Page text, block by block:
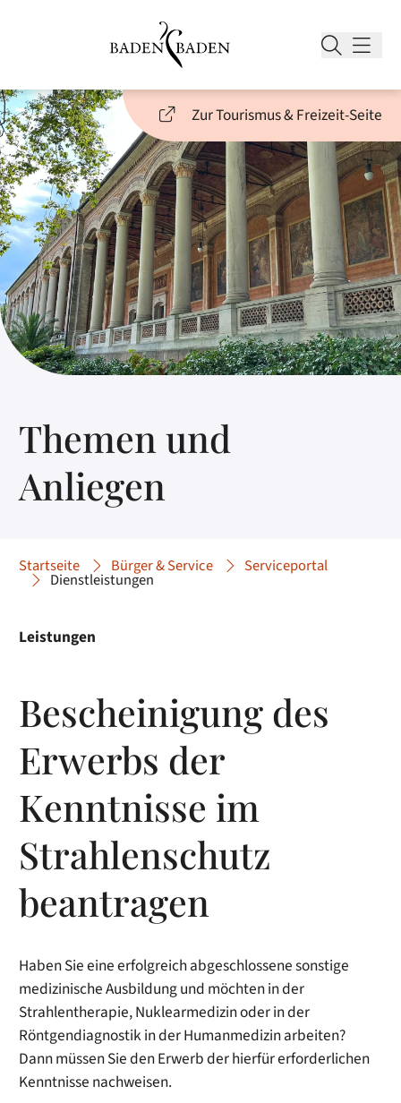
Zur Tourismus & Freizeit-Seite
Themen und
Anliegen
Startseite Bürger & Service Serviceportal
Dienstleistungen
Leistungen
Bescheinigung des
Erwerbs der
Kenntnisse im
Strahlenschutz
beantragen
Haben Sie eine erfolgreich abgeschlossene sonstige
medizinische Ausbildung und möchten in der
Strahlentherapie, Nuklearmedizin oder in der
Röntgendiagnostik in der Humanmedizin arbeiten?
Dann müssen Sie den Erwerb der hierfür erforderlichen
Kenntnisse nachweisen.